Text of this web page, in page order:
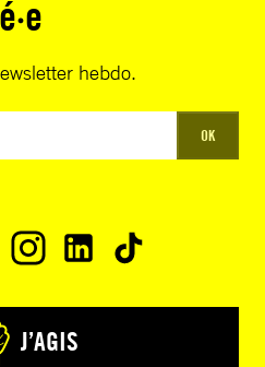
hebdo.
OK
J’AGIS